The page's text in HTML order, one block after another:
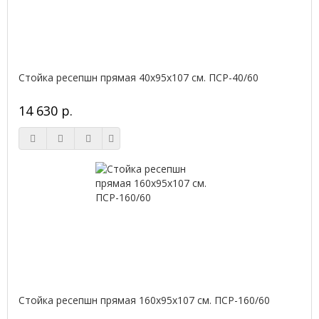
Стойка ресепшн прямая 40х95х107 см. ПСР-40/60
14 630 р.
Стойка ресепшн прямая 160х95х107 см. ПСР-160/60